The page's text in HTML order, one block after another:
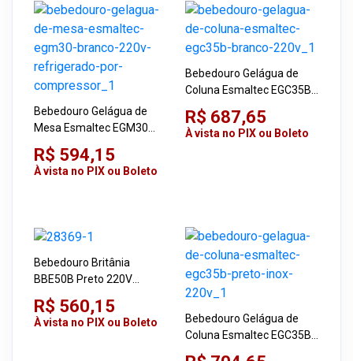
Bebedouro Gelágua de
Mesa Esmaltec EGM30
Branco 220V Refrigerado
Por Compressor
R$ 594,15
À vista no PIX ou Boleto
Bebedouro Gelágua de
Coluna Esmaltec EGC35B
Branco 220V
R$ 687,65
À vista no PIX ou Boleto
Bebedouro Britânia
BBE50B Preto 220V
Refrigerado por
Compressor
R$ 560,15
À vista no PIX ou Boleto
Bebedouro Gelágua de
Coluna Esmaltec EGC35B
Preto/Inox 220V